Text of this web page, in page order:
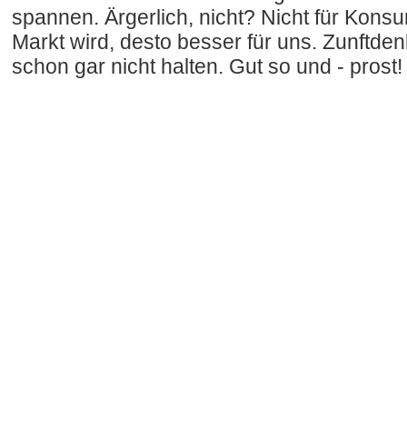
spannen. Ärgerlich, nicht? Nicht für
Markt wird, desto besser für uns.
schon gar nicht halten. Gut so und - prost!